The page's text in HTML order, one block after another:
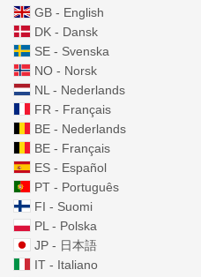
GB - English
DK - Dansk
SE - Svenska
NO - Norsk
NL - Nederlands
FR - Français
BE - Nederlands
BE - Français
ES - Español
PT - Português
FI - Suomi
PL - Polska
JP - 日本語
IT - Italiano